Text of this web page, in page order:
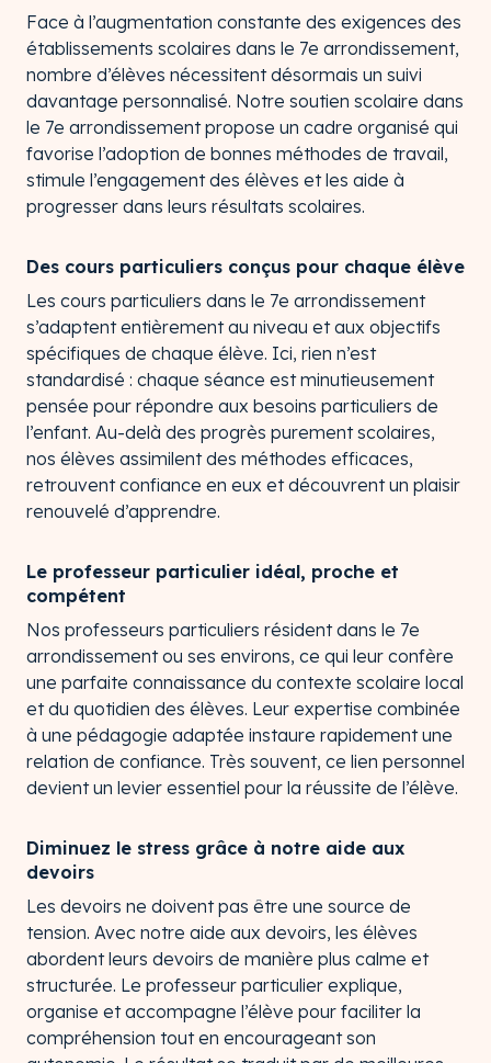
Face à l’augmentation constante des exigences des
établissements scolaires dans le 7e arrondissement,
nombre d’élèves nécessitent désormais un suivi
davantage personnalisé. Notre soutien scolaire dans
le 7e arrondissement propose un cadre organisé qui
favorise l’adoption de bonnes méthodes de travail,
stimule l’engagement des élèves et les aide à
progresser dans leurs résultats scolaires.
Des cours particuliers conçus pour chaque élève
Les cours particuliers dans le 7e arrondissement
s’adaptent entièrement au niveau et aux objectifs
spécifiques de chaque élève. Ici, rien n’est
standardisé : chaque séance est minutieusement
pensée pour répondre aux besoins particuliers de
l’enfant. Au-delà des progrès purement scolaires,
nos élèves assimilent des méthodes efficaces,
retrouvent confiance en eux et découvrent un plaisir
renouvelé d’apprendre.
Le professeur particulier idéal, proche et
compétent
Nos professeurs particuliers résident dans le 7e
arrondissement ou ses environs, ce qui leur confère
une parfaite connaissance du contexte scolaire local
et du quotidien des élèves. Leur expertise combinée
à une pédagogie adaptée instaure rapidement une
relation de confiance. Très souvent, ce lien personnel
devient un levier essentiel pour la réussite de l’élève.
Diminuez le stress grâce à notre aide aux
devoirs
Les devoirs ne doivent pas être une source de
tension. Avec notre aide aux devoirs, les élèves
abordent leurs devoirs de manière plus calme et
structurée. Le professeur particulier explique,
organise et accompagne l’élève pour faciliter la
compréhension tout en encourageant son